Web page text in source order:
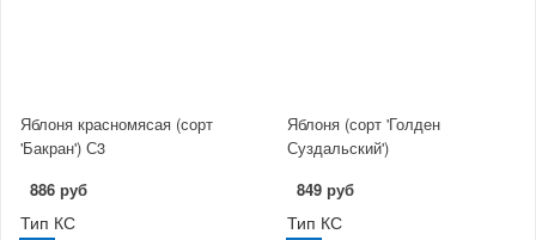
Яблоня красномясая (сорт
'Бакран') С3
886 руб
Тип КС
Яблоня (сорт 'Голден
Суздальский')
849 руб
Тип КС